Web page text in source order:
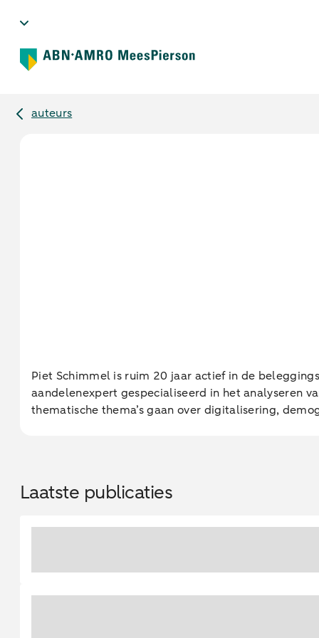
auteurs
Piet Schimmel is ruim 20 jaar actief in de
aandelenexpert gespecialiseerd in het analyseren
thematische thema’s gaan over digitalisering,
Laatste publicaties